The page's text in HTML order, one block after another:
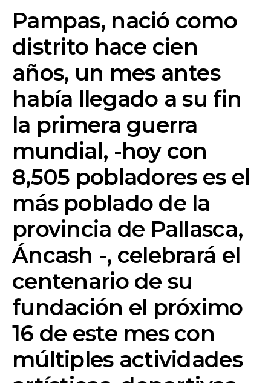
Pampas, nació como
distrito hace cien
años, un mes antes
había llegado a su fin
la primera guerra
mundial, -hoy con
8,505 pobladores es el
más poblado de la
provincia de Pallasca,
Áncash -, celebrará el
centenario de su
fundación el próximo
16 de este mes con
múltiples actividades